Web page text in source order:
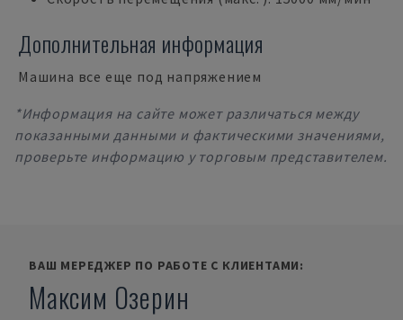
Дополнительная информация
Машина все еще под напряжением
*Информация на сайте может различаться между
показанными данными и фактическими значениями,
проверьте информацию у торговым представителем.
ВАШ МЕРЕДЖЕР ПО РАБОТЕ С КЛИЕНТАМИ:
Максим Озерин